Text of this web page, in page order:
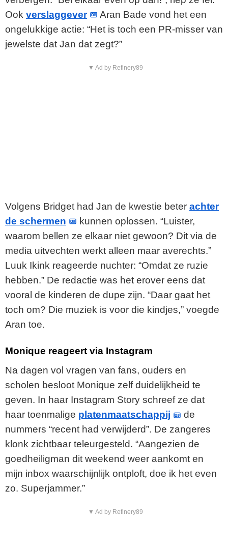
Ook verslaggever
Aran Bade vond het een
ongelukkige actie: “Het is toch een PR-misser van
jewelste dat Jan dat zegt?”
▼ Ad by Refinery89
Volgens Bridget had Jan de kwestie beter achter
de schermen
kunnen oplossen. “Luister,
waarom bellen ze elkaar niet gewoon? Dit via de
media uitvechten werkt alleen maar averechts.”
Luuk Ikink reageerde nuchter: “Omdat ze ruzie
hebben.” De redactie was het erover eens dat
vooral de kinderen de dupe zijn. “Daar gaat het
toch om? Die muziek is voor die kindjes,” voegde
Aran toe.
Monique reageert via Instagram
Na dagen vol vragen van fans, ouders en
scholen besloot Monique zelf duidelijkheid te
geven. In haar Instagram Story schreef ze dat
haar toenmalige platenmaatschappij
de
nummers “recent had verwijderd”. De zangeres
klonk zichtbaar teleurgesteld. “Aangezien de
goedheiligman dit weekend weer aankomt en
mijn inbox waarschijnlijk ontploft, doe ik het even
zo. Superjammer.”
▼ Ad by Refinery89